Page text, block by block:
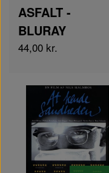
ASFALT -
BLURAY
44,00 kr.